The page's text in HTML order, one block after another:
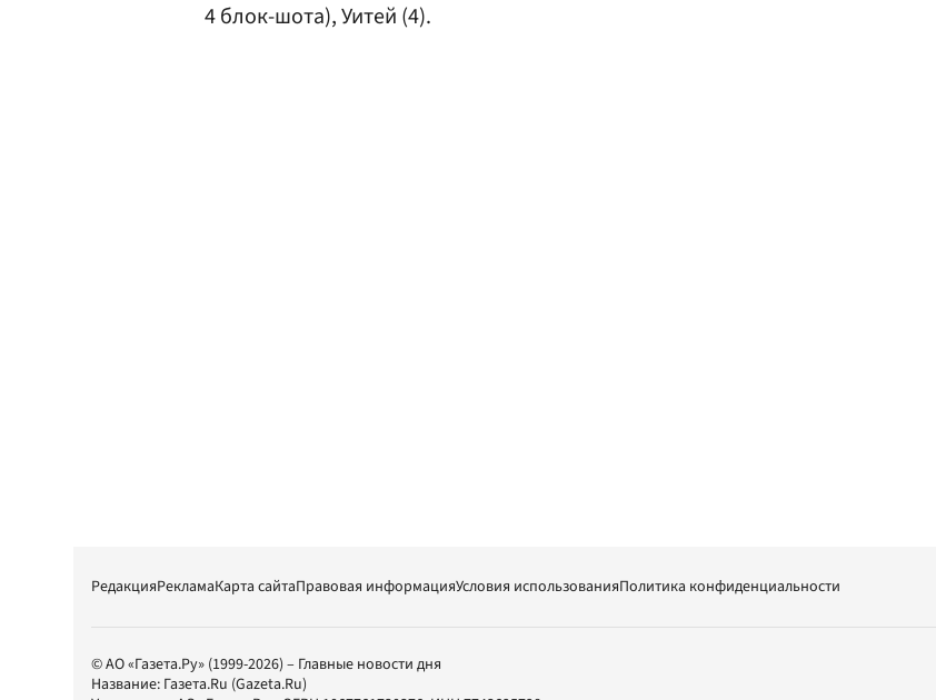
4 блок-шота), Уитей (4).
РедакцияРекламаКарта сайтаПравовая информацияУсловия использованияПолитика конфиденциальности
© АО «Газета.Ру» (1999-2026) – Главные новости дня
Название: Газета.Ru (Gazeta.Ru)